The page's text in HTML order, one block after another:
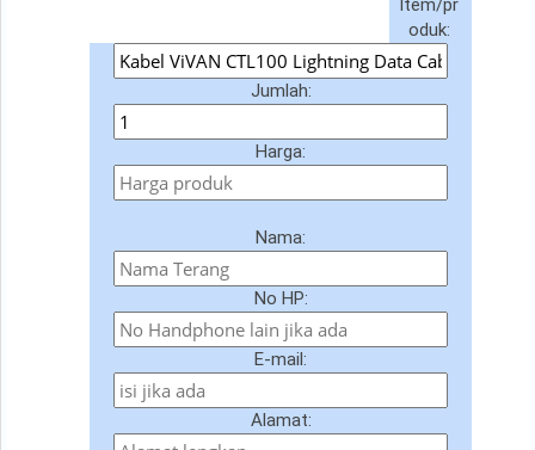
Item/pr
oduk:
Jumlah:
Harga:
Nama:
No HP:
E-mail:
Alamat: